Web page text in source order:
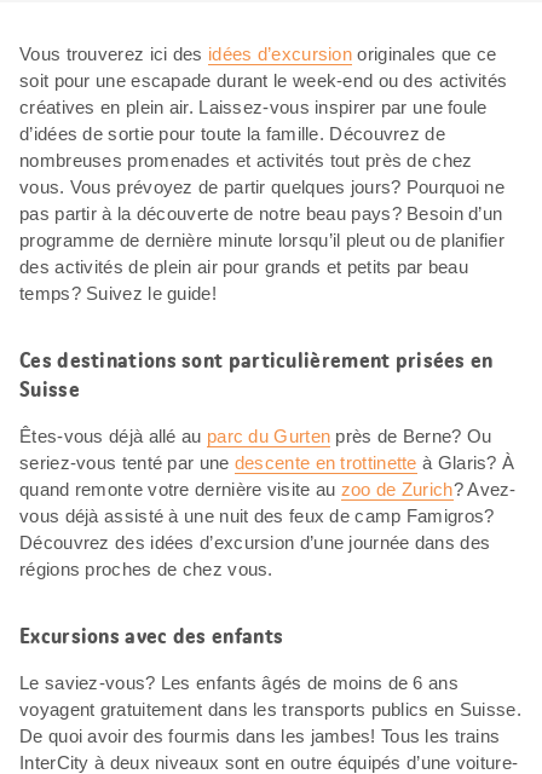
Vous trouverez ici des idées d’excursion originales que ce
soit pour une escapade durant le week-end ou des activités
créatives en plein air. Laissez-vous inspirer par une foule
d’idées de sortie pour toute la famille. Découvrez de
nombreuses promenades et activités tout près de chez
vous. Vous prévoyez de partir quelques jours? Pourquoi ne
pas partir à la découverte de notre beau pays? Besoin d’un
programme de dernière minute lorsqu’il pleut ou de planifier
des activités de plein air pour grands et petits par beau
temps? Suivez le guide!
Ces destinations sont particulièrement prisées en
Suisse
Êtes-vous déjà allé au parc du Gurten près de Berne? Ou
seriez-vous tenté par une descente en trottinette à Glaris? À
quand remonte votre dernière visite au zoo de Zurich? Avez-
vous déjà assisté à une nuit des feux de camp Famigros?
Découvrez des idées d’excursion d’une journée dans des
régions proches de chez vous.
Excursions avec des enfants
Le saviez-vous? Les enfants âgés de moins de 6 ans
voyagent gratuitement dans les transports publics en Suisse.
De quoi avoir des fourmis dans les jambes! Tous les trains
InterCity à deux niveaux sont en outre équipés d’une voiture-